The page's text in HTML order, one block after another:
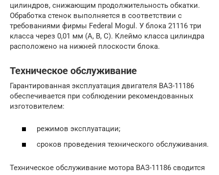
цилиндров, снижающим продолжительность обкатки.
Обработка стенок выполняется в соответствии с
требованиями фирмы Federal Mogul. У блока 21116 три
класса через 0,01 мм (А, В, С). Клеймо класса цилиндра
расположено на нижней плоскости блока.
Техническое обслуживание
Гарантированная эксплуатация двигателя ВАЗ-11186
обеспечивается при соблюдении рекомендованных
изготовителем:
режимов эксплуатации;
сроков проведения технического обслуживания.
Техническое обслуживание мотора ВАЗ-11186 сводится